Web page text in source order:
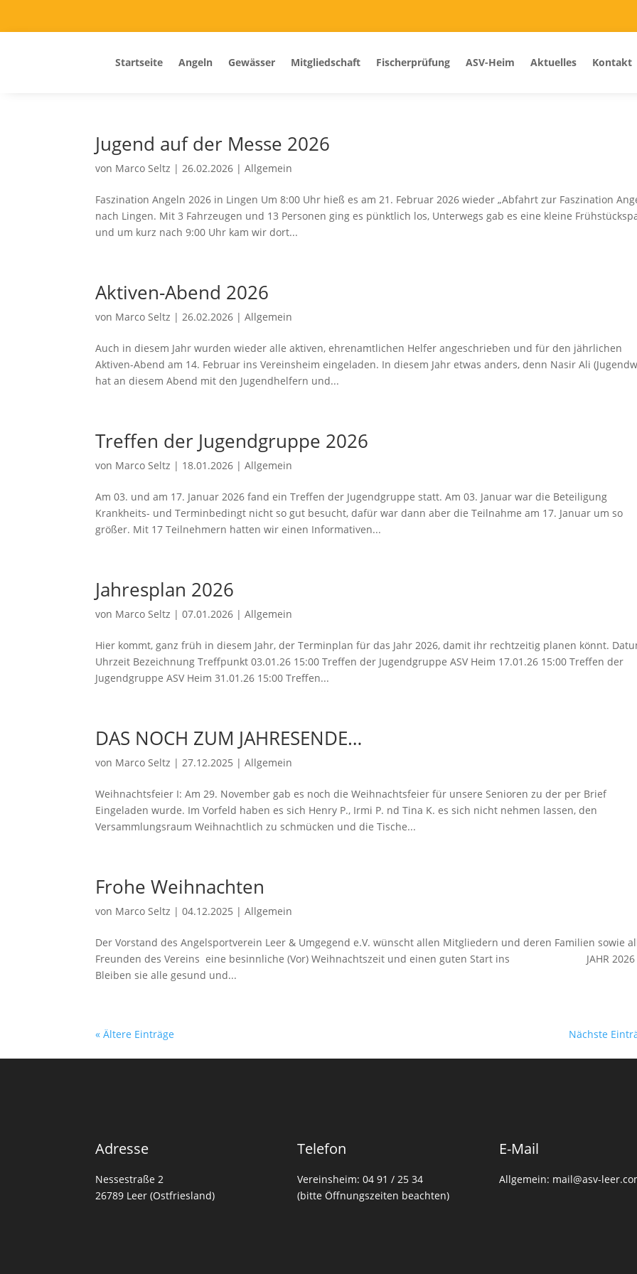
Startseite Angeln Gewässer Mitgliedschaft Fischerprüfung ASV-Heim Aktuelles Kontakt
Jugend auf der Messe 2026
von Marco Seltz |26.02.2026 |Allgemein
Faszination Angeln 2026 in Lingen Um 8:00 Uhr hieß es am 21. Februar 2026 wieder „Abfahrt zur Faszination
nach Lingen. Mit 3 Fahrzeugen und 13 Personen ging es pünktlich los, Unterwegs gab es eine kleine
und um kurz nach 9:00 Uhr kam wir dort...
Aktiven-Abend 2026
von Marco Seltz |26.02.2026 |Allgemein
Auch in diesem Jahr wurden wieder alle aktiven, ehrenamtlichen Helfer angeschrieben und für den jährlichen
Aktiven-Abend am 14. Februar ins Vereinsheim eingeladen. In diesem Jahr etwas anders, denn Nasir Ali
hat an diesem Abend mit den Jugendhelfern und...
Treffen der Jugendgruppe 2026
von Marco Seltz | 18.01.2026 |Allgemein
Am 03. und am 17. Januar 2026 fand ein Treffen der Jugendgruppe statt. Am 03. Januar war die Beteiligung
Krankheits- und Terminbedingt nicht so gut besucht, dafür war dann aber die Teilnahme am 17. Januar um so
größer. Mit 17 Teilnehmern hatten wir einen Informativen...
Jahresplan 2026
von Marco Seltz |07.01.2026 |Allgemein
Hier kommt, ganz früh in diesem Jahr, der Terminplan für das Jahr 2026, damit ihr rechtzeitig planen könnt.
Uhrzeit Bezeichnung Treffpunkt 03.01.26 15:00 Treffen der Jugendgruppe ASV Heim 17.01.26 15:00 Treffen der
Jugendgruppe ASV Heim 31.01.26 15:00 Treffen...
DAS NOCH ZUM JAHRESENDE…
von Marco Seltz |27.12.2025 |Allgemein
Weihnachtsfeier I: Am 29. November gab es noch die Weihnachtsfeier für unsere Senioren zu der per Brief
Eingeladen wurde. Im Vorfeld haben es sich Henry P., Irmi P. nd Tina K. es sich nicht nehmen lassen, den
Versammlungsraum Weihnachtlich zu schmücken und die Tische...
Frohe Weihnachten
von Marco Seltz |04.12.2025 |Allgemein
Der Vorstand des Angelsportverein Leer & Umgegend e.V. wünscht allen Mitgliedern und deren Familien sowie
Freunden des Vereins eine besinnliche (Vor) Weihnachtszeit und einen guten Start ins JAHR 2026
Bleiben sie alle gesund und...
« Ältere Einträge Nächste
Adresse
Nessestraße 2
26789 Leer (Ostfriesland)
Telefon
Vereinsheim: 04 91 / 25 34
(bitte Öffnungszeiten beachten)
E-Mail
Allgemein: mail@asv-